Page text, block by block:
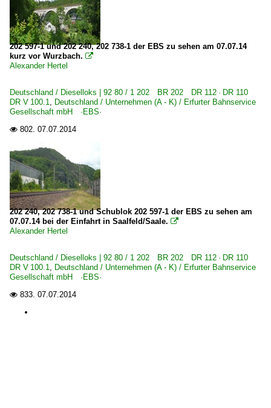
202 597-1 und 202 240, 202 738-1 der EBS zu sehen am 07.07.14
kurz vor Wurzbach. 
Alexander Hertel
Deutschland / Dieselloks | 92 80 / 1 202 BR 202 DR 112 · DR 110
DR V 100.1, Deutschland / Unternehmen (A - K) / Erfurter Bahnservice
Gesellschaft mbH ·EBS·
 802. 07.07.2014
202 240, 202 738-1 und Schublok 202 597-1 der EBS zu sehen am
07.07.14 bei der Einfahrt in Saalfeld/Saale. 
Alexander Hertel
Deutschland / Dieselloks | 92 80 / 1 202 BR 202 DR 112 · DR 110
DR V 100.1, Deutschland / Unternehmen (A - K) / Erfurter Bahnservice
Gesellschaft mbH ·EBS·
 833. 07.07.2014